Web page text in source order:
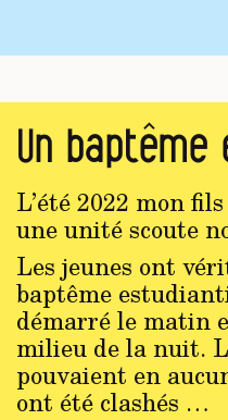
Un
L’été 2022 mon
une unité scoute
Les jeunes ont
baptême
démarré le matin
milieu de la nuit.
pouvaient en
ont été clashés …